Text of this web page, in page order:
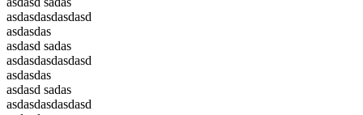
asdasdasdasdasd
asdasdas
asdasd sadas
asdasdasdasdasd
asdasdas
asdasd sadas
asdasdasdasdasd